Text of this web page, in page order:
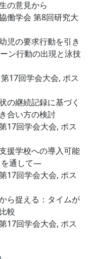
の意見から
働学会 第8回研究大
児の要求行動を引き
ン行動の出現と泳技
17回学会大会, ポス
の継続記録に基づく
合い方の検討
17回学会大会, ポス
援学校への導入可能
を通して―
17回学会大会, ポス
ら捉える：タイムが
較
17回学会大会, ポス